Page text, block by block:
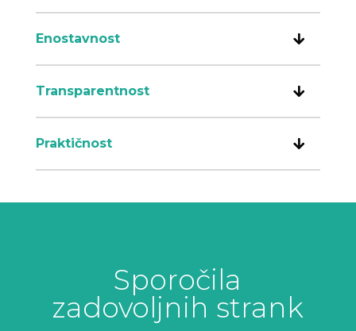
Enostavnost
Transparentnost
Praktičnost
Sporočila
zadovoljnih strank